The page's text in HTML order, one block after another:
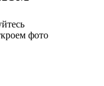
фото